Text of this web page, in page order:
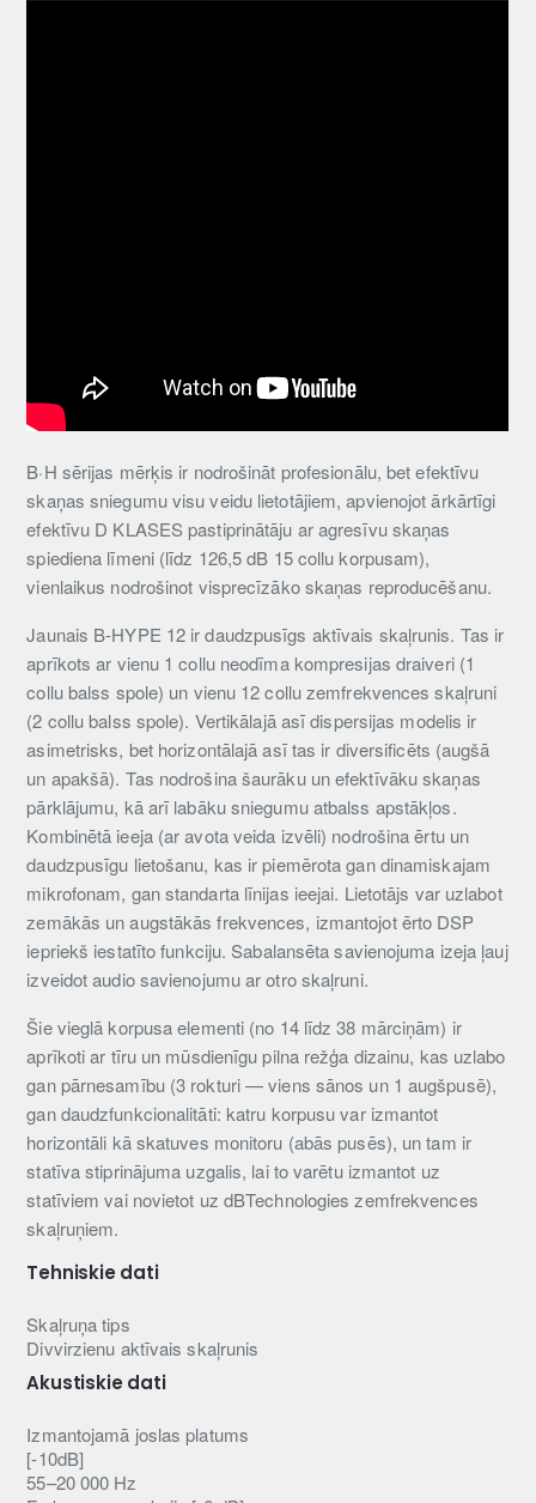
B·H sērijas mērķis ir nodrošināt profesionālu, bet efektīvu
skaņas sniegumu visu veidu lietotājiem, apvienojot ārkārtīgi
efektīvu D KLASES pastiprinātāju ar agresīvu skaņas
spiediena līmeni (līdz 126,5 dB 15 collu korpusam),
vienlaikus nodrošinot visprecīzāko skaņas reproducēšanu.
Jaunais B-HYPE 12 ir daudzpusīgs aktīvais skaļrunis. Tas ir
aprīkots ar vienu 1 collu neodīma kompresijas draiveri (1
collu balss spole) un vienu 12 collu zemfrekvences skaļruni
(2 collu balss spole). Vertikālajā asī dispersijas modelis ir
asimetrisks, bet horizontālajā asī tas ir diversificēts (augšā
un apakšā). Tas nodrošina šaurāku un efektīvāku skaņas
pārklājumu, kā arī labāku sniegumu atbalss apstākļos.
Kombinētā ieeja (ar avota veida izvēli) nodrošina ērtu un
daudzpusīgu lietošanu, kas ir piemērota gan dinamiskajam
mikrofonam, gan standarta līnijas ieejai. Lietotājs var uzlabot
zemākās un augstākās frekvences, izmantojot ērto DSP
iepriekš iestatīto funkciju. Sabalansēta savienojuma izeja ļauj
izveidot audio savienojumu ar otro skaļruni.
Šie vieglā korpusa elementi (no 14 līdz 38 mārciņām) ir
aprīkoti ar tīru un mūsdienīgu pilna režģa dizainu, kas uzlabo
gan pārnesamību (3 rokturi — viens sānos un 1 augšpusē),
gan daudzfunkcionalitāti: katru korpusu var izmantot
horizontāli kā skatuves monitoru (abās pusēs), un tam ir
statīva stiprinājuma uzgalis, lai to varētu izmantot uz
statīviem vai novietot uz dBTechnologies zemfrekvences
skaļruņiem.
Tehniskie dati
Skaļruņa tips
Divvirzienu aktīvais skaļrunis
Akustiskie dati
Izmantojamā joslas platums
[-10dB]
55–20 000 Hz